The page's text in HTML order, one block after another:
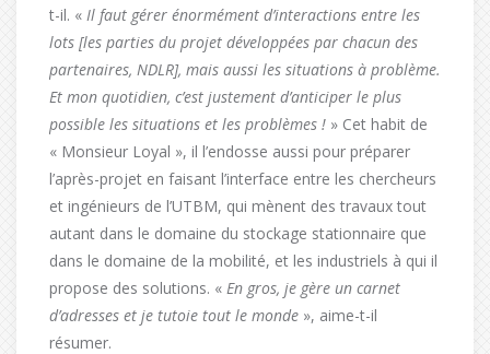
t-il. « Il faut gérer énormément d’interactions entre les
lots [les parties du projet développées par chacun des
partenaires, NDLR], mais aussi les situations à problème.
Et mon quotidien, c’est justement d’anticiper le plus
possible les situations et les problèmes ! » Cet habit de
« Monsieur Loyal », il l’endosse aussi pour préparer
l’après-projet en faisant l’interface entre les chercheurs
et ingénieurs de l’UTBM, qui mènent des travaux tout
autant dans le domaine du stockage stationnaire que
dans le domaine de la mobilité, et les industriels à qui il
propose des solutions. « En gros, je gère un carnet
d’adresses et je tutoie tout le monde », aime-t-il
résumer.